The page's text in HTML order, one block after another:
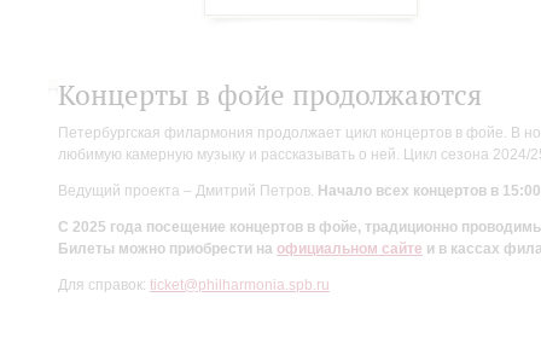
Концерты в фойе продолжаются
Петербургская филармония продолжает цикл концертов в фойе. В
любимую камерную музыку и рассказывать о ней. Цикл сезона
Ведущий проекта – Дмитрий Петров. Начало всех концертов в
С 2025 года посещение концертов в фойе, традиционно
Билеты можно приобрести на официальном сайте и в кассах
Для справок: ticket@philharmonia.spb.ru